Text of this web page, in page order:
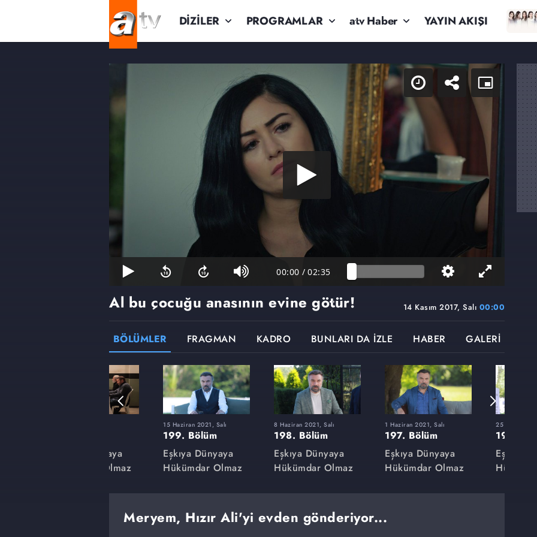
DİZİLER PROGRAMLAR atv Haber YAYIN AKIŞI
00:00 / 02:35
14 Kasım 2017, Salı 00:00
Al bu çocuğu anasının evine götür!
BÖLÜMLER FRAGMAN KADRO BUNLARI DA İZLE HABER GALERİ
Eşkıya Dünyaya
Hükümdar Olmaz
15 Haziran 2021, Salı
199. Bölüm
Eşkıya Dünyaya
Hükümdar Olmaz
8 Haziran 2021, Salı
198. Bölüm
Eşkıya Dünyaya
Hükümdar Olmaz
1 Haziran 2021, Salı
197. Bölüm
Eşkıya Dünyaya
Hükümdar Olmaz
25 Mayıs
196.
Eşkıya
Meryem, Hızır Ali'yi evden gönderiyor...